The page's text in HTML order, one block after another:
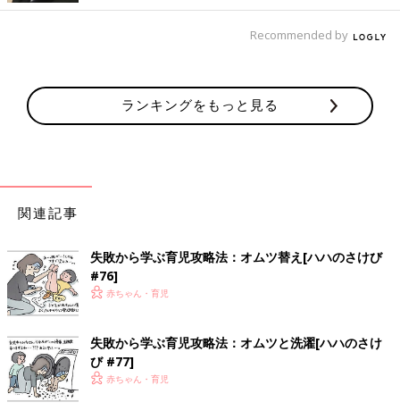
一児の父。イクメン。
わかっているようなわかっていないような父親目線の育児漫画。
共働きの妻をサポートすべく日々奮闘中！
インスタグラムはこちら：@omutsu_oh
ツイッターはこちら：
Recommended by
ランキングをもっと見る
関連記事
失敗から学ぶ育児攻略法：オムツ替え[ハハのさけび
#76]
赤ちゃん・育児
失敗から学ぶ育児攻略法：オムツと洗濯[ハハのさけ
び #77]
赤ちゃん・育児